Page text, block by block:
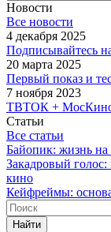
Новости
Все новости
4 декабря 2025
Подписывайтесь
20 марта 2025
Первый показ и
7 ноября 2023
ТВТОК +
Статьи
Все статьи
Байопик: жизнь на
Закадровый
кино
Кейфреймы:
Найти